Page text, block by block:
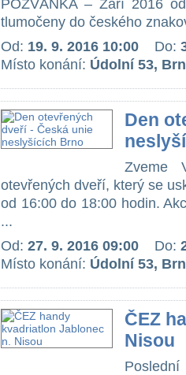
POZVÁNKA – Září 2016
tlumočeny do českého
Od: 19. 9. 2016 10:00 Do:
Místo konání: Údolní 53,
Den
Zveme
otevřených dveří, který se
od 16:00 do 18:00 hodin.
...
Od: 27. 9. 2016 09:00 Do:
Místo konání: Údolní 53,
ČEZ
Nisou